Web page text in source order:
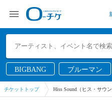
BIGBANG ブルーマン
チケットトップ Hiss Sound（ヒス・サウン